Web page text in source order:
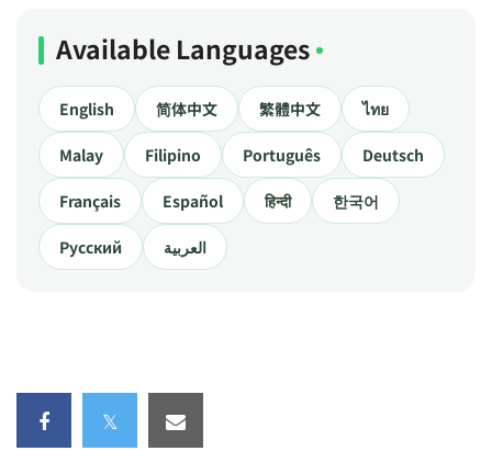
Available Languages
English 简体中文 繁體中文 ไทย
Malay Filipino Português Deutsch
Français Español हिन्दी 한국어
Русский العربية